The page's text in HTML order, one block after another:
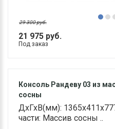
21 975 руб.
29 300 руб.
Под заказ
Консоль Рандеву 03 из
сосны
ДхГхВ(мм):
части: Массив сосны ..